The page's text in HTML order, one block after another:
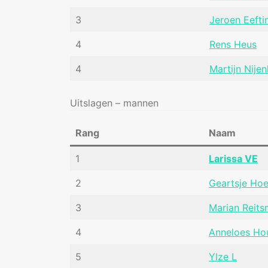
3 Jeroen
4 Rens Heus
4 Martijn
Uitslagen – mannen
Rang Naam
1 Larissa VE
2 Geartsje
3 Marian
4 Anneloes
5 Ylze L